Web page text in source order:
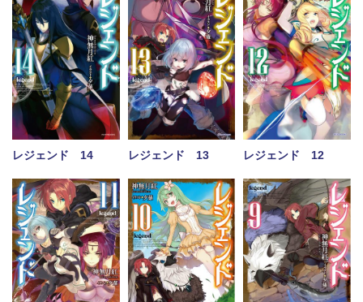
レジェンド 14 レジェンド 13 レジェンド 12